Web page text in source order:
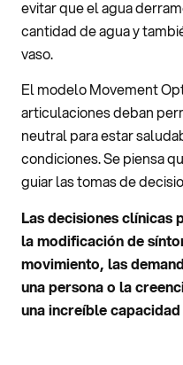
evitar que el agua
cantidad de agua y
vaso.
El modelo Movement
articulaciones deban
neutral para estar
condiciones. Se piensa
guiar las tomas de
Las decisiones clínicas
la modificación de
movimiento, las
una persona o la
una increíble